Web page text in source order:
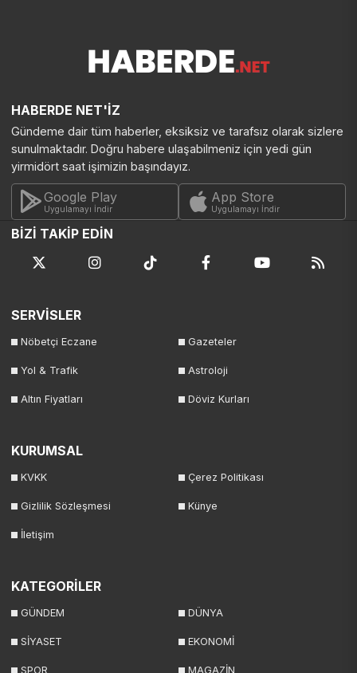
HABERDE NET'İZ
Gündeme dair tüm haberler, eksiksiz ve tarafsız olarak sizlere
sunulmaktadır. Doğru habere ulaşabilmeniz için yedi gün
yirmidört saat işimizin başındayız.
Google Play
Uygulamayı İndir
App Store
Uygulamayı İndir
BİZİ TAKİP EDİN
SERVİSLER
Nöbetçi Eczane Gazeteler
Yol & Trafik Astroloji
Altın Fiyatları Döviz Kurları
KURUMSAL
KVKK Çerez Politikası
Gizlilik Sözleşmesi Künye
İletişim
KATEGORİLER
GÜNDEM DÜNYA
SİYASET EKONOMİ
SPOR MAGAZİN